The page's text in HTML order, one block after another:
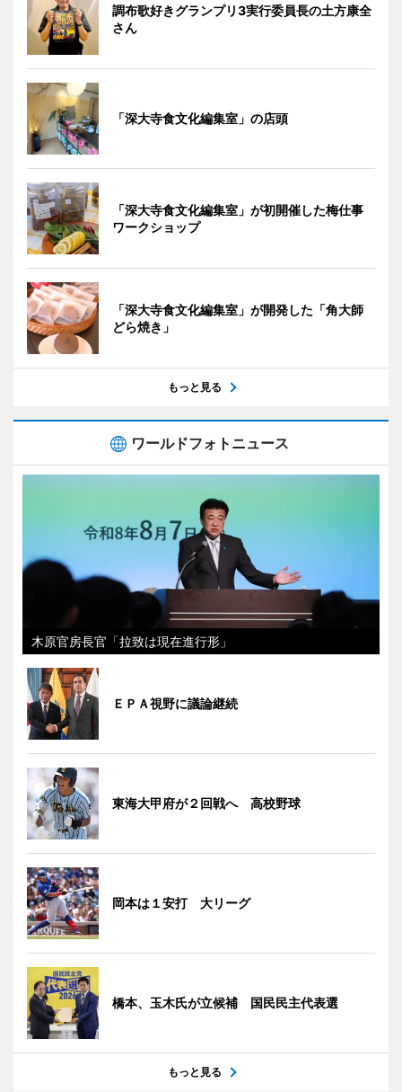
調布歌好きグランプリ3実行委員長の土方康全
さん
「深大寺食文化編集室」の店頭
「深大寺食文化編集室」が初開催した梅仕事
ワークショップ
「深大寺食文化編集室」が開発した「角大師
どら焼き」
もっと見る
ワールドフォトニュース
木原官房長官「拉致は現在進行形」
ＥＰＡ視野に議論継続
東海大甲府が２回戦へ 高校野球
岡本は１安打 大リーグ
橋本、玉木氏が立候補 国民民主代表選
もっと見る